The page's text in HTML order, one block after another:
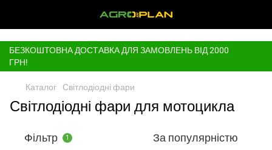
БЕЗКОШТОВНА ДОСТАВКА ДЛЯ ЗАМОВЛЕНЬ ВІД 2000
ГРН!
Каталог Світлодіодні фари
Світлодіодні фари для мотоцикла
Фільтр 1 За популярністю